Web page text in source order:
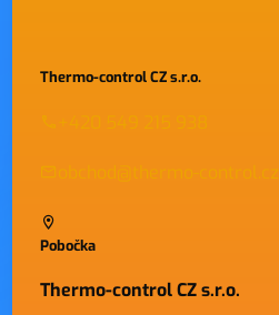
Thermo-control CZ s.r.o.
obchod@thermo-control.cz
Pobočka
Thermo-control CZ s.r.o.